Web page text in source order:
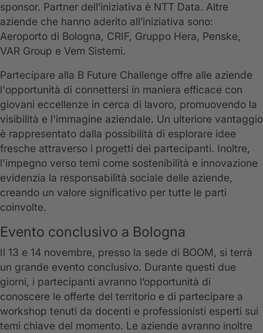
sponsor. Partner dell’iniziativa è NTT Data. Altre
aziende che hanno aderito all’iniziativa sono:
Aeroporto di Bologna, CRIF, Gruppo Hera, Penske,
VAR Group e Vem Sistemi.
Partecipare alla B Future Challenge offre alle aziende
l'opportunità di connettersi in maniera efficace con
giovani eccellenze in cerca di lavoro, promuovendo la
visibilità e l'immagine aziendale. Un ulteriore vantaggio
è rappresentato dalla possibilità di esplorare idee
fresche attraverso i progetti dei partecipanti. Inoltre,
l'impegno verso temi come sostenibilità e innovazione
evidenzia la responsabilità sociale delle aziende,
creando un valore significativo per tutte le parti
coinvolte.
Evento conclusivo a Bologna
Il 13 e 14 novembre, presso la sede di BOOM, si terrà
un grande evento conclusivo. Durante questi due
giorni, i partecipanti avranno l’opportunità di
conoscere le offerte del territorio e di partecipare a
workshop tenuti da docenti e professionisti esperti sui
temi chiave del momento. Le aziende avranno inoltre